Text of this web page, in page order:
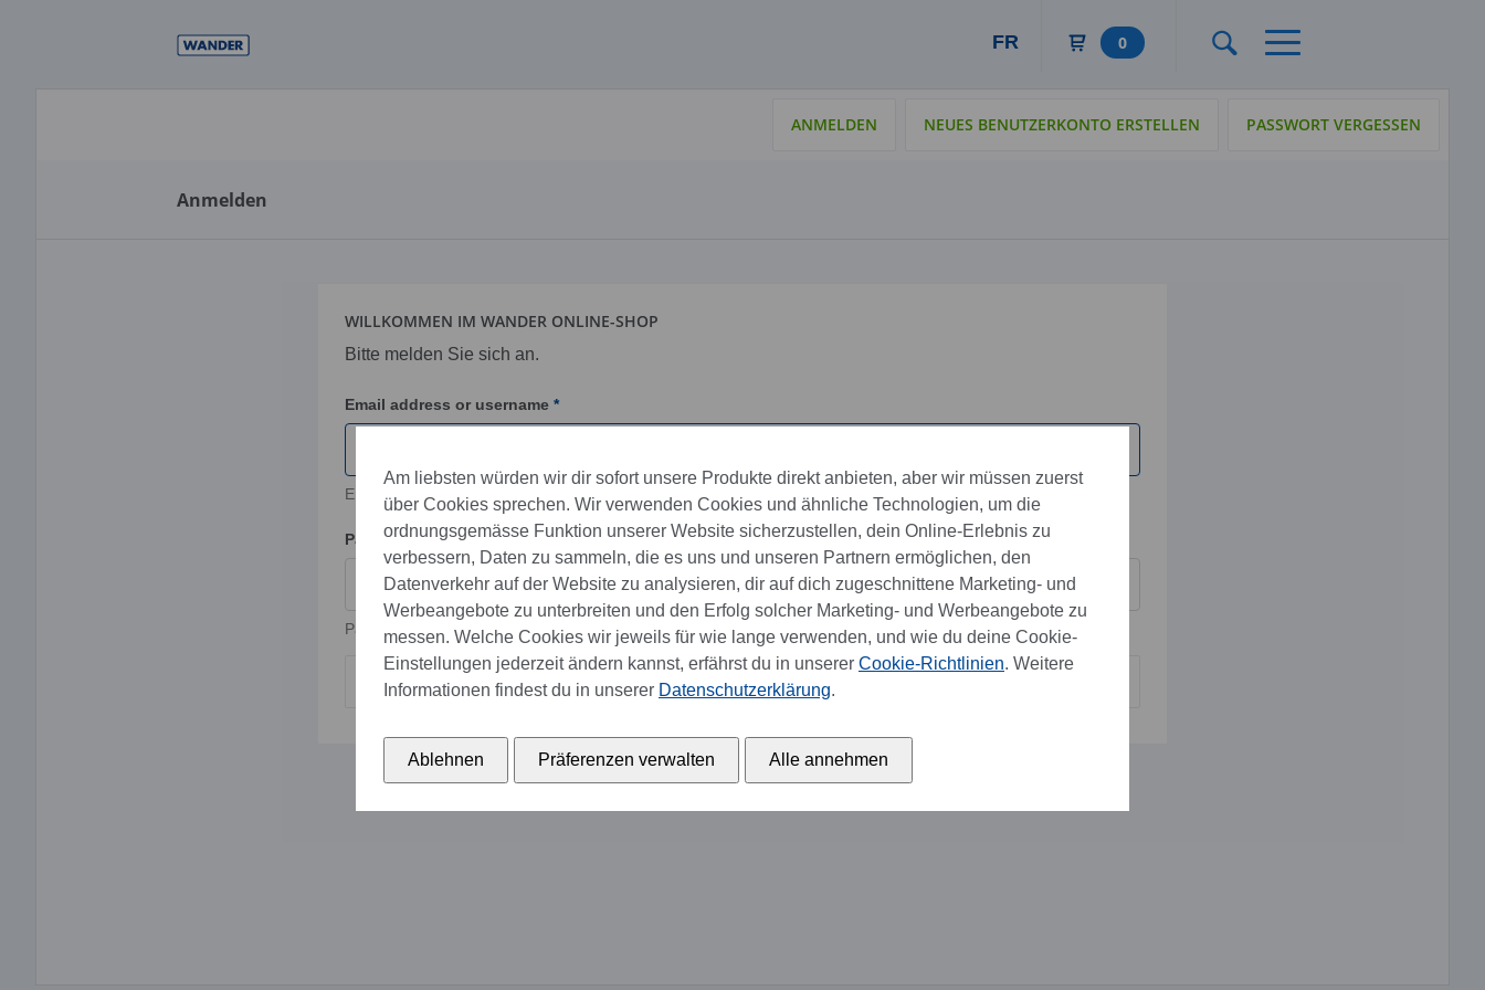
FR 0
ANMELDEN NEUES BENUTZERKONTO ERSTELLEN PASSWORT VERGESSEN
Anmelden
WILLKOMMEN IM WANDER ONLINE-SHOP
Bitte melden Sie sich an.
Email address or username
Email oder Benutzername
Passwort
Passwort
ANMELDEN
Am liebsten würden wir dir sofort unsere Produkte direkt anbieten, aber wir müssen zuerst
über Cookies sprechen. Wir verwenden Cookies und ähnliche Technologien, um die
ordnungsgemässe Funktion unserer Website sicherzustellen, dein Online-Erlebnis zu
verbessern, Daten zu sammeln, die es uns und unseren Partnern ermöglichen, den
Datenverkehr auf der Website zu analysieren, dir auf dich zugeschnittene Marketing- und
Werbeangebote zu unterbreiten und den Erfolg solcher Marketing- und Werbeangebote zu
messen. Welche Cookies wir jeweils für wie lange verwenden, und wie du deine Cookie-
Einstellungen jederzeit ändern kannst, erfährst du in unserer Cookie-Richtlinien. Weitere
Informationen findest du in unserer Datenschutzerklärung.
Ablehnen Präferenzen verwalten Alle annehmen